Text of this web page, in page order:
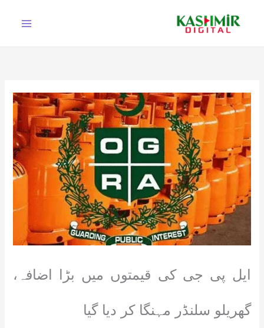
ایل پی جی کی قیمتوں میں بڑا اضافہ،
گھریلو سلنڈر مہنگا کر دیا گیا